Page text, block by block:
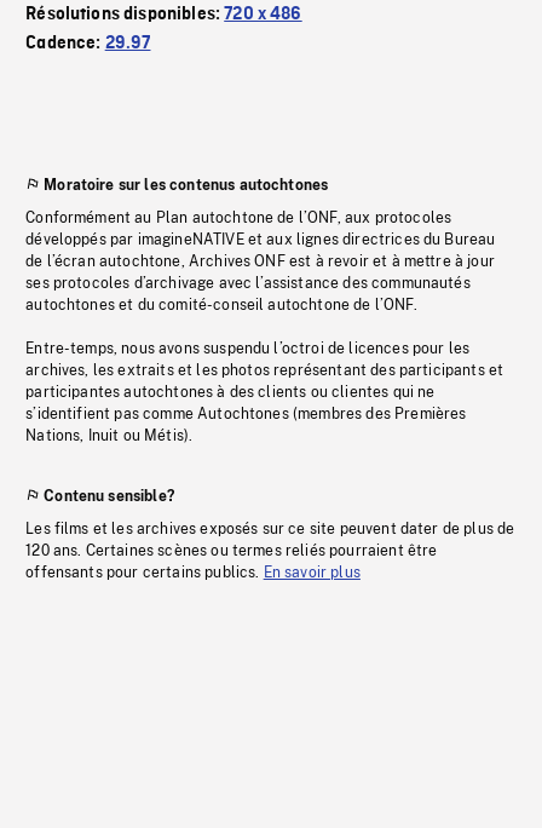
Résolutions disponibles:720 x 486
Cadence: 29.97
Moratoire sur les contenus autochtones
Conformément au Plan autochtone de l’ONF, aux protocoles
développés par imagineNATIVE et aux lignes directrices du Bureau
de l’écran autochtone, Archives ONF est à revoir et à mettre à jour
ses protocoles d’archivage avec l’assistance des communautés
autochtones et du comité-conseil autochtone de l’ONF.
Entre-temps, nous avons suspendu l’octroi de licences pour les
archives, les extraits et les photos représentant des participants et
participantes autochtones à des clients ou clientes qui ne
s’identifient pas comme Autochtones (membres des Premières
Nations, Inuit ou Métis).
Contenu sensible?
Les films et les archives exposés sur ce site peuvent dater de plus de
120 ans. Certaines scènes ou termes reliés pourraient être
offensants pour certains publics. En savoir plus